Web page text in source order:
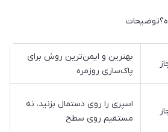
بهترین و ایمن‌ترین روش برای
پاک‌سازی روزمره
اسپری را روی دستمال بزنید، نه
مستقیم روی سطح